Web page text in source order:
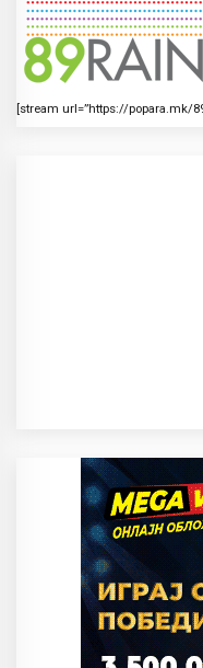
[stream url=”https://popara.mk/